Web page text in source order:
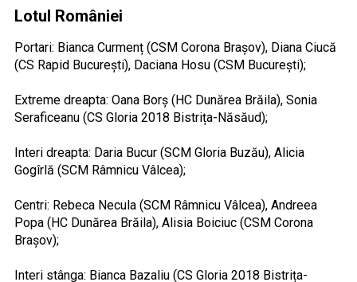
Lotul României
Portari: Bianca Curmenț (CSM Corona Brașov), Diana Ciucă
(CS Rapid București), Daciana Hosu (CSM București);
Extreme dreapta: Oana Borș (HC Dunărea Brăila), Sonia
Seraficeanu (CS Gloria 2018 Bistrița-Năsăud);
Interi dreapta: Daria Bucur (SCM Gloria Buzău), Alicia
Gogîrlă (SCM Râmnicu Vâlcea);
Centri: Rebeca Necula (SCM Râmnicu Vâlcea), Andreea
Popa (HC Dunărea Brăila), Alisia Boiciuc (CSM Corona
Brașov);
Interi stânga: Bianca Bazaliu (CS Gloria 2018 Bistrița-